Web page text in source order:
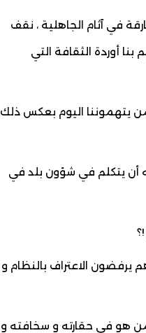
في آثام الجاهلية ، نقف
بنا أوردة الثقافة التي
يتهموننا اليوم بعكس ذلك
أن يتكلم في شؤون بلد في
الاعتراف بالنظام و
من هو في حقارته و سخافته و